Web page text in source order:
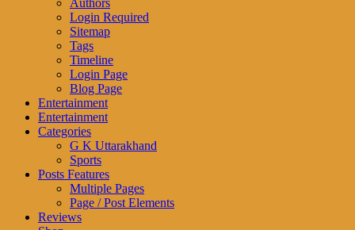
Login Required
Sitemap
Tags
Timeline
Login Page
Blog Page
Entertainment
Entertainment
Categories
G K Uttarakhand
Sports
Posts Features
Multiple Pages
Page / Post Elements
Reviews